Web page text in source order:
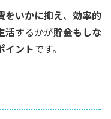
をいかに抑え、 効率的
活するかが貯金もしな
イントです。